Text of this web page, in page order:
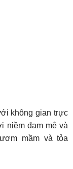
không gian trực
niềm đam mê và
mầm và tỏa